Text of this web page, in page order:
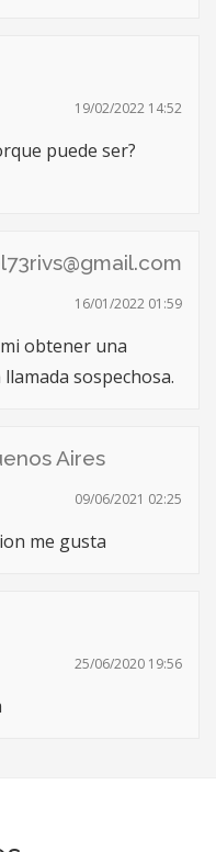
19/02/2022 14:52
puede ser?
16/01/2022 01:59
obtener una
sospechosa.
Aires
09/06/2021 02:25
me gusta
25/06/2020 19:56